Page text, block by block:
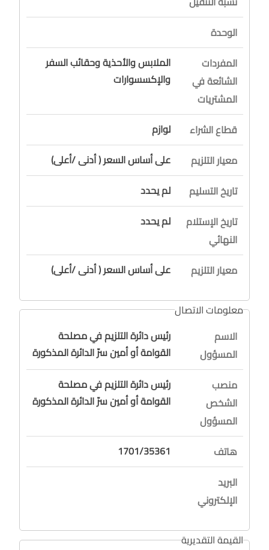
الوحدة
المفردات
الشائعة في
المشتريات
الملابس والأحذية وحقائب السفر
والإكسسوارات
قطاع الشراء
لوازم
معيار التلزيم
على أساس السعر ( أدنى /أعلى)
تاريخ التسليم
لم يحدد
تاريخ الإستلام
النهائي
لم يحدد
معيار التلزيم على أساس السعر ( أدنى /أعلى)
معلومات الاتصال
الاسم
المسؤول
رئيس دائرة التلزيم في مصلحة
القوامة أو أمين سرّ الدائرة المذكورة
منصب
الشخص
المسؤول
رئيس دائرة التلزيم في مصلحة
القوامة أو أمين سرّ الدائرة المذكورة
هاتف
1701/35361
البريد
الإلكتروني
القيمة التقديرية